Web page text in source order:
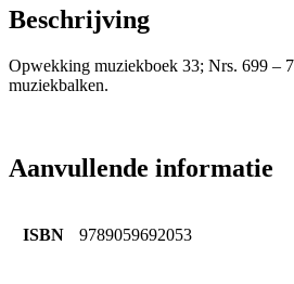
Beschrijving
Opwekking muziekboek 33; Nrs. 699 –
muziekbalken.
Aanvullende informatie
ISBN 9789059692053